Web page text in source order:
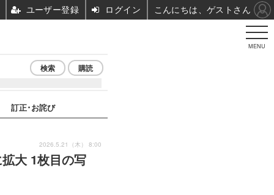
MENU
検索 購読
訂正･お詫び
大 1枚目の写
2026.5.21（木） 8:00
ユーザー登録 ログイン こんにちは、ゲストさん